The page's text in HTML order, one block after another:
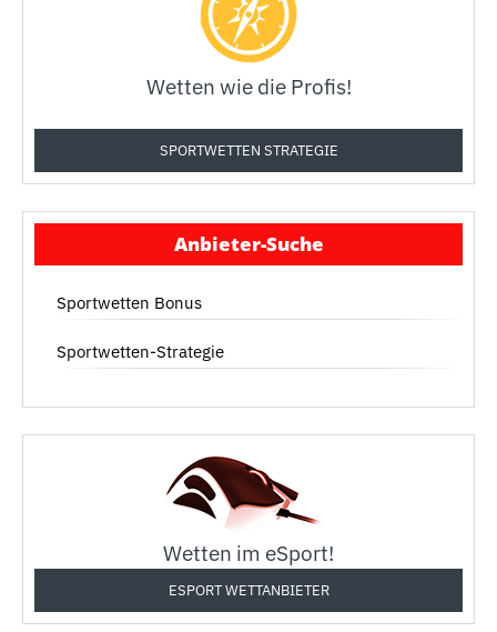
Wetten wie die Profis!
SPORTWETTEN STRATEGIE
Anbieter-Suche
Sportwetten Bonus
Sportwetten-Strategie
Wetten im eSport!
ESPORT WETTANBIETER